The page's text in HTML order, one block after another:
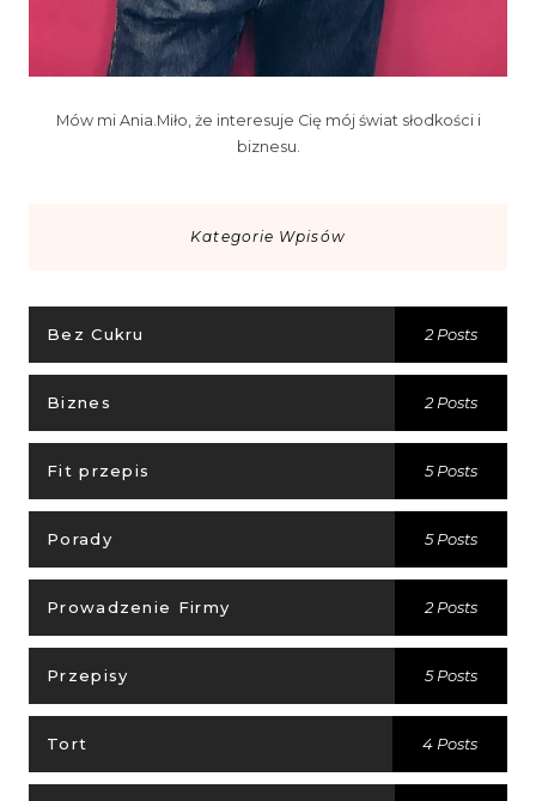
Mów mi Ania.Miło, że interesuje Cię mój świat słodkości i
biznesu.
Kategorie Wpisów
Bez Cukru 2 Posts
Biznes 2 Posts
Fit przepis 5 Posts
Porady 5 Posts
Prowadzenie Firmy 2 Posts
Przepisy 5 Posts
Tort 4 Posts